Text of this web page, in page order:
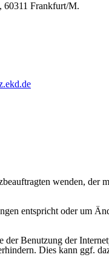
60311 Frankfurt/M.
wenden, der
entspricht oder um
Benutzung der
Dies kann ggf.